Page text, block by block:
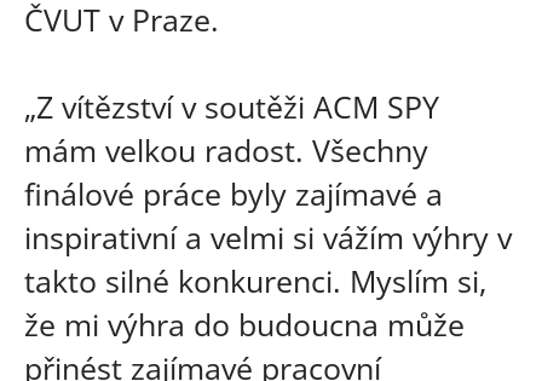
ČVUT v Praze.
„Z vítězství v soutěži ACM SPY
mám velkou radost. Všechny
finálové práce byly zajímavé a
inspirativní a velmi si vážím výhry v
takto silné konkurenci. Myslím si,
že mi výhra do budoucna může
přinést zajímavé pracovní